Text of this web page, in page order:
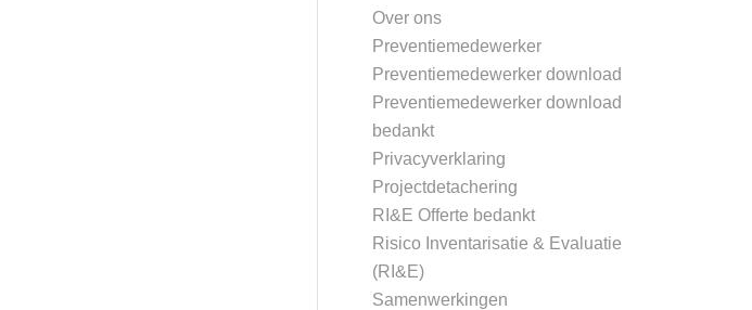
Over ons
Preventiemedewerker
Preventiemedewerker download
Preventiemedewerker download
bedankt
Privacyverklaring
Projectdetachering
RI&E Offerte bedankt
Risico Inventarisatie & Evaluatie
(RI&E)
Samenwerkingen